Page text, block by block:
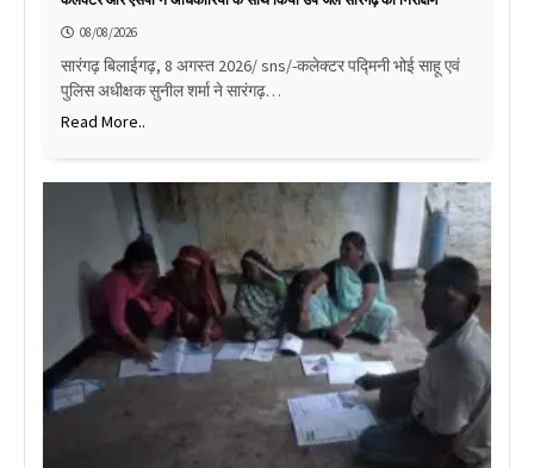
08/08/2026
सारंगढ़ बिलाईगढ़, 8 अगस्त 2026/ sns/-कलेक्टर पद्मिनी भोई साहू एवं
पुलिस अधीक्षक सुनील शर्मा ने सारंगढ़…
Read More..